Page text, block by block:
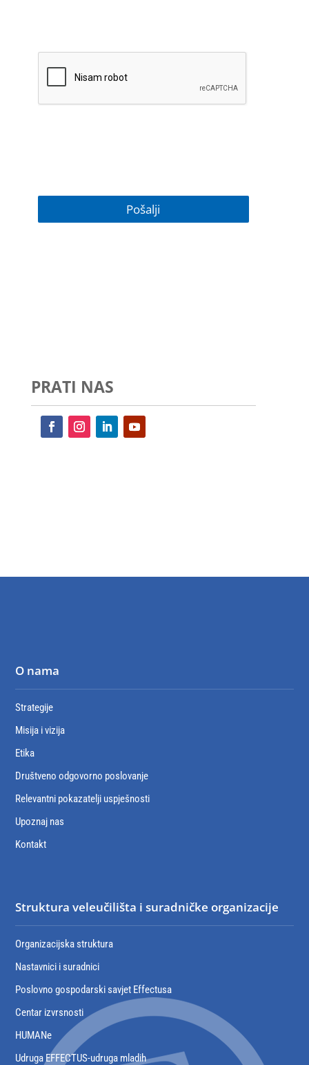
PRATI NAS
O nama
Strategije
Misija i vizija
Etika
Društveno odgovorno poslovanje
Relevantni pokazatelji uspješnosti
Upoznaj nas
Kontakt
Struktura veleučilišta i suradničke organizacije
Organizacijska struktura
Nastavnici i suradnici
Poslovno gospodarski savjet Effectusa
Centar izvrsnosti
HUMANe
Udruga EFFECTUS-udruga mladih